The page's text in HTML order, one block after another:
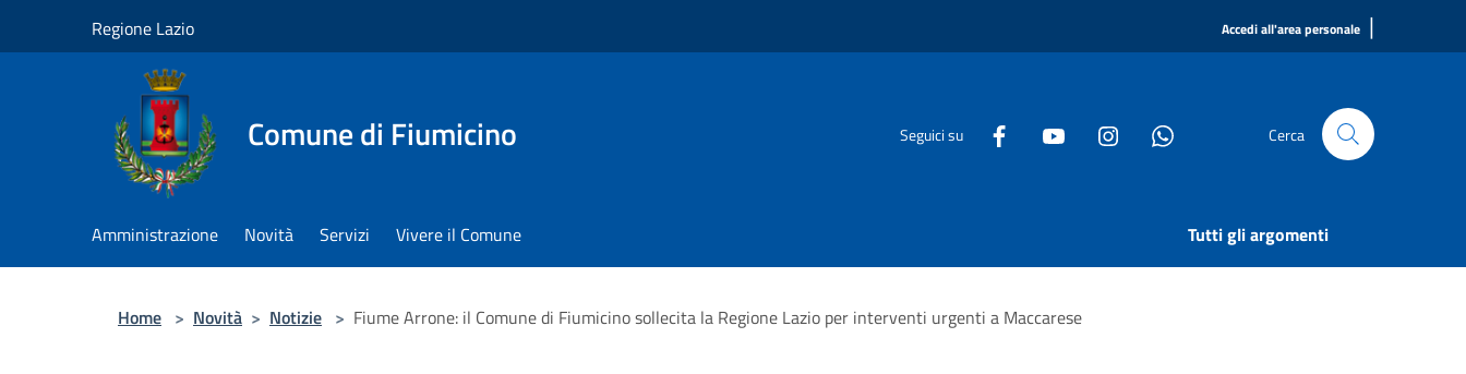
Regione Lazio Accedi all'area personale |
Comune di Fiumicino Seguici su Cerca
Amministrazione Novità Servizi Vivere il Comune Tutti gli argomenti
Home > Novità > Notizie > Fiume Arrone: il Comune di Fiumicino sollecita la Regione Lazio per interventi urgenti a Maccarese